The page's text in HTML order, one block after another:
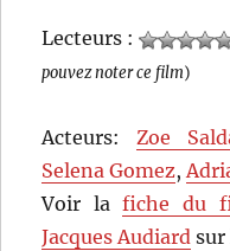
Lecteurs :
pouvez noter ce film)
Acteurs:Zoe
Selena Gomez,
Voir lafiche du
Jacques Audiard sur